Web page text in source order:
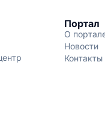
Портал
О
Новости
Контакты